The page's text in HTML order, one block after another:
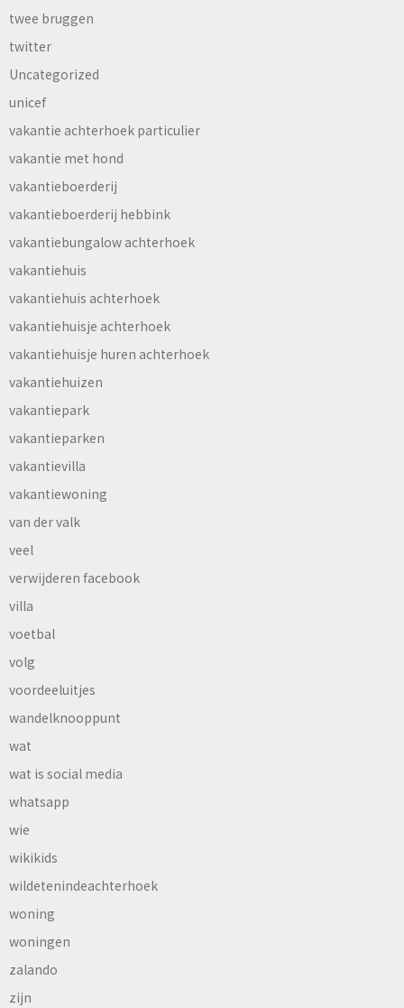
twee bruggen
twitter
Uncategorized
unicef
vakantie achterhoek particulier
vakantie met hond
vakantieboerderij
vakantieboerderij hebbink
vakantiebungalow achterhoek
vakantiehuis
vakantiehuis achterhoek
vakantiehuisje achterhoek
vakantiehuisje huren achterhoek
vakantiehuizen
vakantiepark
vakantieparken
vakantievilla
vakantiewoning
van der valk
veel
verwijderen facebook
villa
voetbal
volg
voordeeluitjes
wandelknooppunt
wat
wat is social media
whatsapp
wie
wikikids
wildetenindeachterhoek
woning
woningen
zalando
zijn